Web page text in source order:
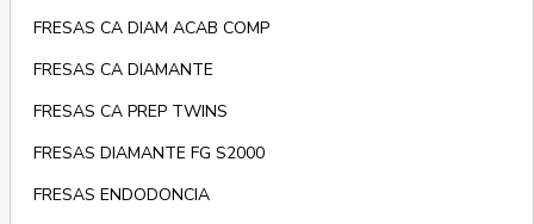
FRESAS CA DIAM ACAB COMP
FRESAS CA DIAMANTE
FRESAS CA PREP TWINS
FRESAS DIAMANTE FG S2000
FRESAS ENDODONCIA